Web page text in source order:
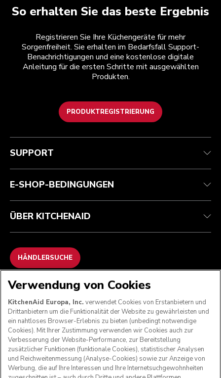
So erhalten Sie das beste Ergebnis
Registrieren Sie Ihre Küchengeräte für mehr
Sorgenfreiheit. Sie erhalten im Bedarfsfall Support-
Benachrichtigungen und eine kostenlose digitale
Anleitung für die ersten Schritte mit ausgewählten
Produkten.
PRODUKTREGISTRIERUNG
Health Check
Verfolgen Sie Ihre Bestellung
Garantie und Dokumente
Häufig gestellte fragen
Teilnahmebedingungen
Rückgaben und Erstattungen
Impressum
ODR
Die Marke
Händlersuche
SUPPORT
E-SHOP-BEDINGUNGEN
ÜBER KITCHENAID
HÄNDLERSUCHE
WIR AKZEPTIEREN
FOLGEN SIE UNS
Verwendung von Cookies
KitchenAid Europa, Inc. verwendet Cookies von Erstanbietern und
Drittanbietern um die Funktionalität der Website zu gewährleisten und
ein nahtloses Browser-Erlebnis zu bieten (unbedingt notwendige
Cookies). Mit Ihrer Zustimmung verwenden wir Cookies auch zur
Verbesserung der Website-Performance, zur Bereitstellung
zusätzlicher Funktionen (funktionale Cookies), statistischer Analysen
und Reichweitenmessung (Analyse-Cookies) sowie zur Anzeige von
Werbung, die auf Ihre Interessen und Ihre Internetsuchgewohnheiten